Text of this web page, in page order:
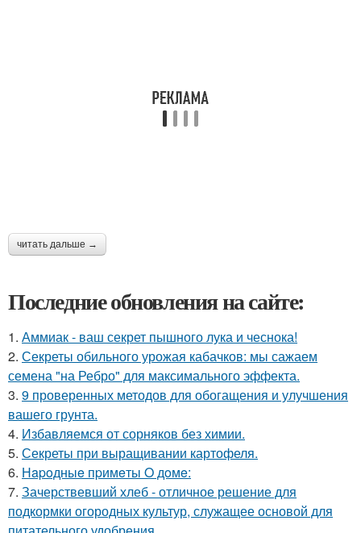
читать дальше →
Последние обновления на сайте:
1. Аммиак - ваш секрет пышного лука и чеснока!
2. Секреты обильного урожая кабачков: мы сажаем
семена "на Ребро" для максимального эффекта.
3. 9 проверенных методов для обогащения и улучшения
вашего грунта.
4. Избавляемся от сорняков без химии.
5. Секреты при выращивании картофеля.
6. Нapoдныe пpимeты O дoмe:
7. Зачерствевший хлеб - отличное решение для
подкормки огородных культур, служащее основой для